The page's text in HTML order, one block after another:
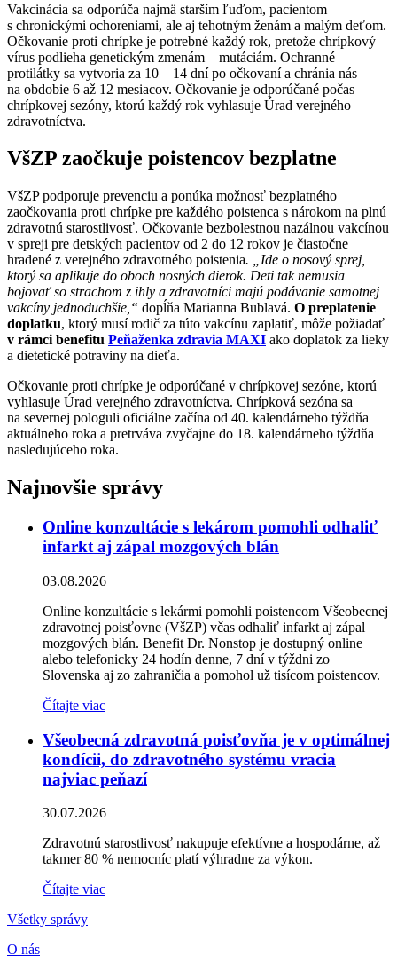
Vakcinácia sa odporúča najmä starším ľuďom, pacientom
s chronickými ochoreniami, ale aj tehotným ženám a malým deťom.
Očkovanie proti chrípke je potrebné každý rok, pretože chrípkový
vírus podlieha genetickým zmenám – mutáciám. Ochranné
protilátky sa vytvoria za 10 – 14 dní po očkovaní a chránia nás
na obdobie 6 až 12 mesiacov. Očkovanie je odporúčané počas
chrípkovej sezóny, ktorú každý rok vyhlasuje Úrad verejného
zdravotníctva.
VšZP zaočkuje poistencov bezplatne
VšZP podporuje prevenciu a ponúka možnosť bezplatného
zaočkovania proti chrípke pre každého poistenca s nárokom na plnú
zdravotnú starostlivosť. Očkovanie bezbolestnou nazálnou vakcínou
v spreji pre detských pacientov od 2 do 12 rokov je čiastočne
hradené z verejného zdravotného poistenia.
„Ide o nosový sprej,
ktorý sa aplikuje do oboch nosných dierok. Deti tak nemusia
bojovať so strachom z ihly a zdravotníci majú podávanie samotnej
vakcíny jednoduchšie,“ dopĺňa Marianna Bublavá. O preplatenie
doplatku, ktorý musí rodič za túto vakcínu zaplatiť, môže požiadať
v rámci benefitu Peňaženka zdravia MAXI ako doplatok za lieky
a dietetické potraviny na dieťa.
Očkovanie proti chrípke je odporúčané v chrípkovej sezóne, ktorú
vyhlasuje Úrad verejného zdravotníctva. Chrípková sezóna sa
na severnej pologuli oficiálne začína od 40. kalendárneho týždňa
aktuálneho roka a pretrváva zvyčajne do 18. kalendárneho týždňa
nasledujúceho roka.
Najnovšie správy
Online konzultácie s lekárom pomohli odhaliť
infarkt aj zápal mozgových blán
03.08.2026
Online konzultácie s lekármi pomohli poistencom Všeobecnej
zdravotnej poisťovne (VšZP) včas odhaliť infarkt aj zápal
mozgových blán. Benefit Dr. Nonstop je dostupný online
alebo telefonicky 24 hodín denne, 7 dní v týždni zo
Slovenska aj zo zahraničia a pomohol už tisícom poistencov.
Čítajte viac
Všeobecná zdravotná poisťovňa je v optimálnej
kondícii, do zdravotného systému vracia
najviac peňazí
30.07.2026
Zdravotnú starostlivosť nakupuje efektívne a hospodárne, až
takmer 80 % nemocníc platí výhradne za výkon.
Čítajte viac
Všetky správy
O nás